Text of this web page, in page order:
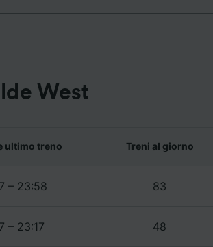
West
ultimo treno Treni al giorno
– 23:58 83
– 23:17 48